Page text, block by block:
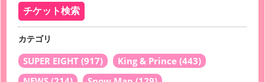
カテゴリ
SUPER EIGHT (917) King & Prince (443)